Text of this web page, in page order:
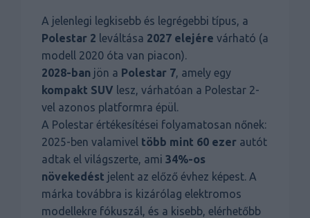
A jelenlegi legkisebb és legrégebbi típus, a
Polestar 2 leváltása 2027 elejére várható (a
modell 2020 óta van piacon).
2028-ban jön a Polestar 7, amely egy
kompakt SUV lesz, várhatóan a Polestar 2-
vel azonos platformra épül.
A Polestar értékesítései folyamatosan nőnek:
2025-ben valamivel több mint 60 ezer autót
adtak el világszerte, ami 34%-os
növekedést jelent az előző évhez képest. A
márka továbbra is kizárólag elektromos
modellekre fókuszál, és a kisebb, elérhetőbb